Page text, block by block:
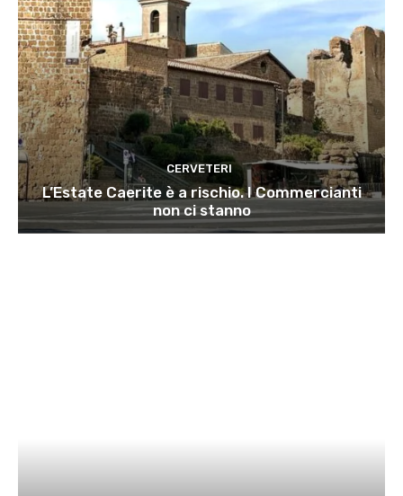
CERVETERI
L’Estate Caerite è a rischio. I Commercianti
non ci stanno